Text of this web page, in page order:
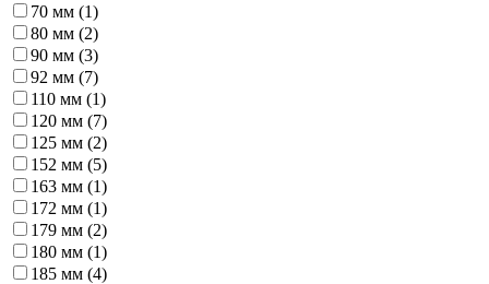
70 мм (1)
80 мм (2)
90 мм (3)
92 мм (7)
110 мм (1)
120 мм (7)
125 мм (2)
152 мм (5)
163 мм (1)
172 мм (1)
179 мм (2)
180 мм (1)
185 мм (4)